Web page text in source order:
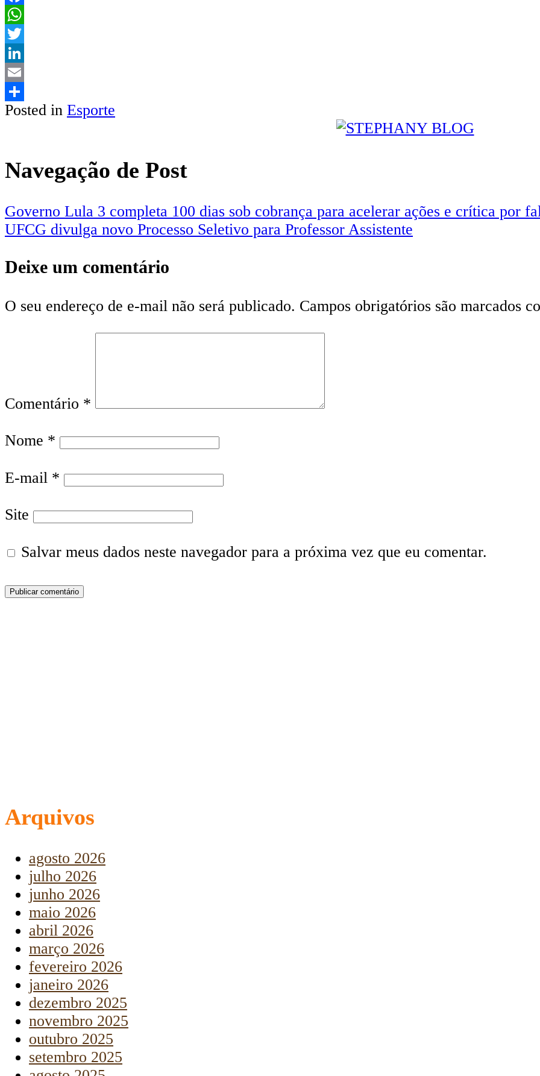
Facebook
WhatsApp
Twitter
LinkedIn
Email
Share
Posted in Esporte
Navegação de Post
Governo Lula 3 completa 100 dias sob cobrança para acelerar ações e crítica por
UFCG divulga novo Processo Seletivo para Professor Assistente
Deixe um comentário
O seu endereço de e-mail não será publicado. Campos obrigatórios são marcados
Comentário *
Nome *
E-mail *
Site
Salvar meus dados neste navegador para a próxima vez que eu comentar.
Arquivos
agosto 2026
julho 2026
junho 2026
maio 2026
abril 2026
março 2026
fevereiro 2026
janeiro 2026
dezembro 2025
novembro 2025
outubro 2025
setembro 2025